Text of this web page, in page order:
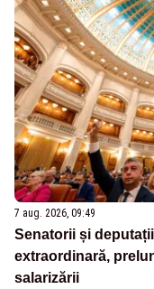
7 aug. 2026, 09:49
Senatorii și
extraordinară,
salarizării